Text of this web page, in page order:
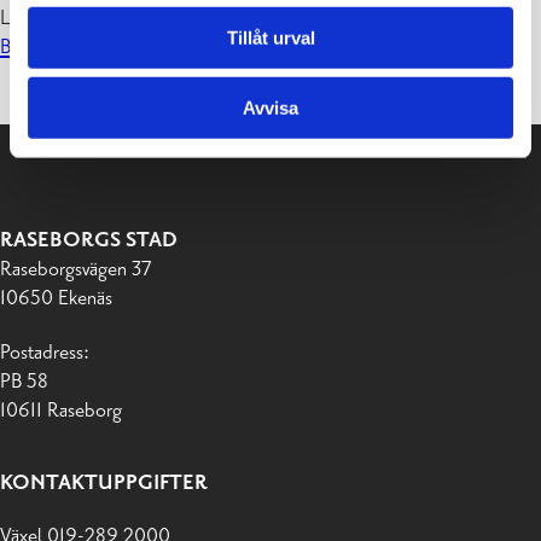
Tillåt urval
Avvisa
Läs mera om programmet:
Bokkalaset Kalasmeny 2022 (adobe.com)
RASEBORGS STAD
Raseborgsvägen 37
10650 Ekenäs
Postadress:
PB 58
10611 Raseborg
KONTAKTUPPGIFTER
Växel 019-289 2000